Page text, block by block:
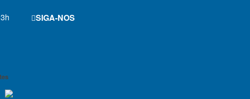
SIGA-NOS